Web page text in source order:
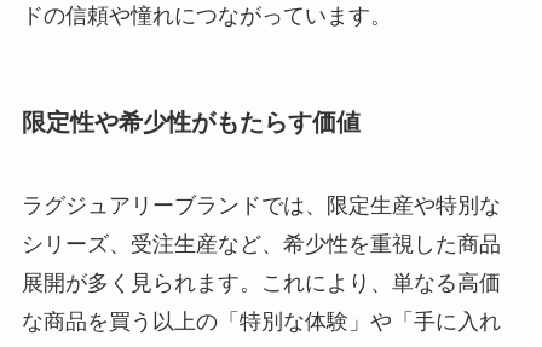
ドの信頼や憧れにつながっています。
限定性や希少性がもたらす価値
ラグジュアリーブランドでは、限定生産や特別な
シリーズ、受注生産など、希少性を重視した商品
展開が多く見られます。これにより、単なる高価
な商品を買う以上の「特別な体験」や「手に入れ